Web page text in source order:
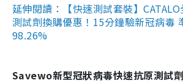
延伸閱讀：【快速測試套裝】
測試劑換購優惠！15分鐘驗新冠病毒
98.26%
Savewo新型冠狀病毒快速抗原測試劑